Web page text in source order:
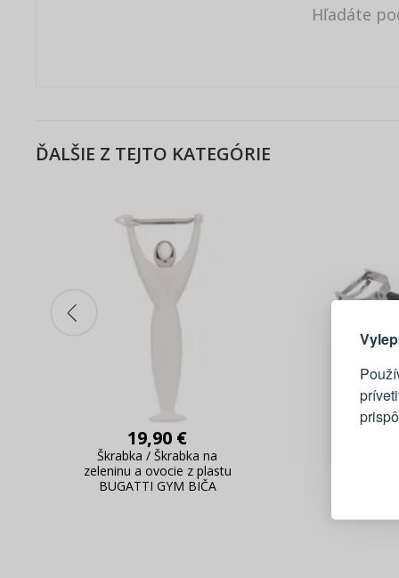
Hľadáte
ĎALŠIE Z TEJTO KATEGÓRIE
19,90 €
Škrabka / Škrabka na
zeleninu a ovocie z plastu
BUGATTI GYM BIČA
Tu je
Živý